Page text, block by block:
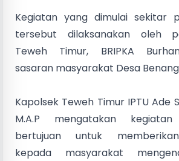
Kegiatan yang dimulai sekitar
tersebut dilaksanakan oleh
Teweh Timur, BRIPKA
sasaran masyarakat Desa
Kapolsek Teweh Timur IPTU Ade
M.A.P mengatakan
bertujuan untuk
kepada masyarakat